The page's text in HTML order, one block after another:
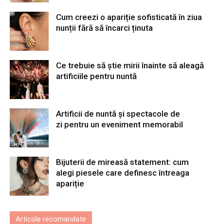
Cum creezi o apariție sofisticată în ziua
nunții fără să încarci ținuta
Ce trebuie să știe mirii înainte să aleagă
artificiile pentru nuntă
Artificii de nuntă și spectacole de
zi pentru un eveniment memorabil
Bijuterii de mireasă statement: cum
alegi piesele care definesc întreaga
apariție
Articole recomandate